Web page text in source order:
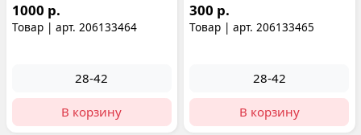
1000 р.
Товар | арт. 206133464
28-42
В корзину
300 р.
Товар | арт. 206133465
28-42
В корзину